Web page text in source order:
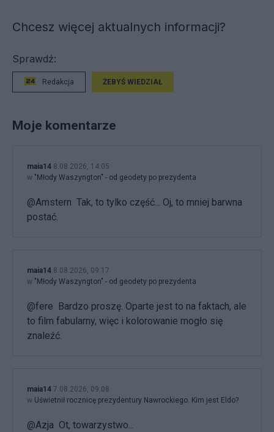
Chcesz więcej aktualnych informacji?
Sprawdź:
Redakcja ŻEBYŚ WIEDZIAŁ
Moje komentarze
maia14 8.08.2026, 14:05
w "Młody Waszyngton" - od geodety po prezydenta
@Amstern Tak, to tylko część... Oj, to mniej barwna
postać.
maia14 8.08.2026, 09:17
w "Młody Waszyngton" - od geodety po prezydenta
@fere Bardzo proszę. Oparte jest to na faktach, ale
to film fabularny, więc i kolorowanie mogło się
znaleźć.
maia14 7.08.2026, 09:08
w Uświetnił rocznicę prezydentury Nawrockiego. Kim jest Eldo?
@Azja Ot, towarzystwo...